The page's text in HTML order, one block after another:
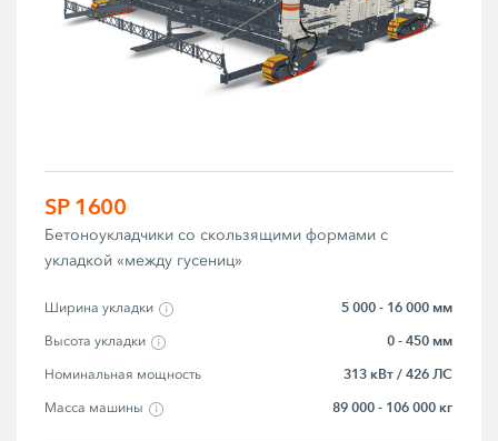
SP 1600
Бетоноукладчики со скользящими формами с
укладкой «между гусениц»
Ширина укладки 5 000 - 16 000 мм
Высота укладки 0 - 450 мм
Номинальная мощность 313 кВт / 426 ЛС
Macca мaшины 89 000 - 106 000 кг